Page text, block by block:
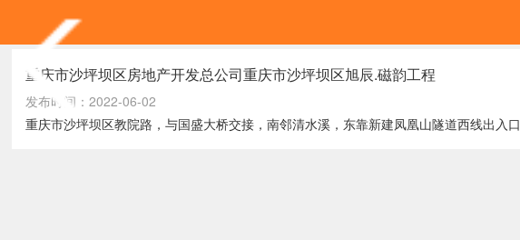
重庆市沙坪坝区房地产开发总公司重庆市沙坪坝区旭辰.磁韵工程
发布时间：2022-06-02
重庆市沙坪坝区教院路，与国盛大桥交接，南邻清水溪，东靠新建凤凰山隧道西线出入口